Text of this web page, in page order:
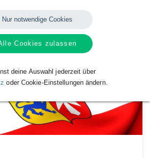
Holstein
Nur notwendige Cookies
Cookies zulassen
deine Auswahl jederzeit über
oder Cookie-Einstellungen ändern.